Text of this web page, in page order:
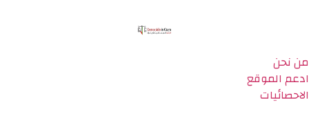
من نحن
ادعم الموقع
الاحصائيات